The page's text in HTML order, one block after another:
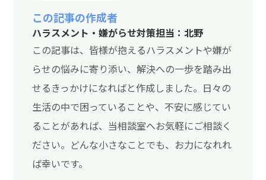
この記事の作成者
ハラスメント・嫌がらせ対策担当：北野
この記事は、皆様が抱えるハラスメントや嫌が
らせの悩みに寄り添い、解決への一歩を踏み出
せるきっかけになればと作成しました。日々の
生活の中で困っていることや、不安に感じてい
ることがあれば、当相談室へお気軽にご相談く
ださい。どんな小さなことでも、お力になれれ
ば幸いです。